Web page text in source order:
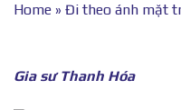
Home » Đi theo ánh mặt
Gia sư Thanh Hóa